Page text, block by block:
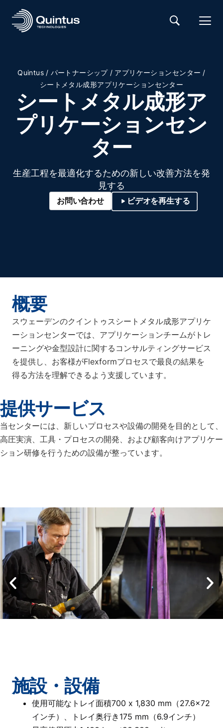
Quintus / パートナーシップ / アプリケーションセンター /
シートメタル成形アプリケーションセンター
シートメタル成形ア
プリケーションセン
ター
生産工程を最適化するための新しい改善方法を発
見する
お問い合わせ ビデオを再生する
概要
スウェーデンのクイントゥスシートメタル成形アプリケ
ーションセンターでは、アプリケーションチームがトレ
ーニングや金型設計に関するコンサルティングサービス
を提供し、お客様がFlexformプロセスで最良の結果を
得る方法を理解できるよう支援しています。
提供サービス
当センターには、新しいプロセスや設備の開発を目的として、
高圧実演、工具・プロセスの開発、および顧客向けアプリケー
ション研修を行うための設備が整っています。
施設・設備
使用可能なトレイ面積700 x 1,830 mm（27.6×72
インチ）、トレイ奥行き175 mm（6.9インチ）